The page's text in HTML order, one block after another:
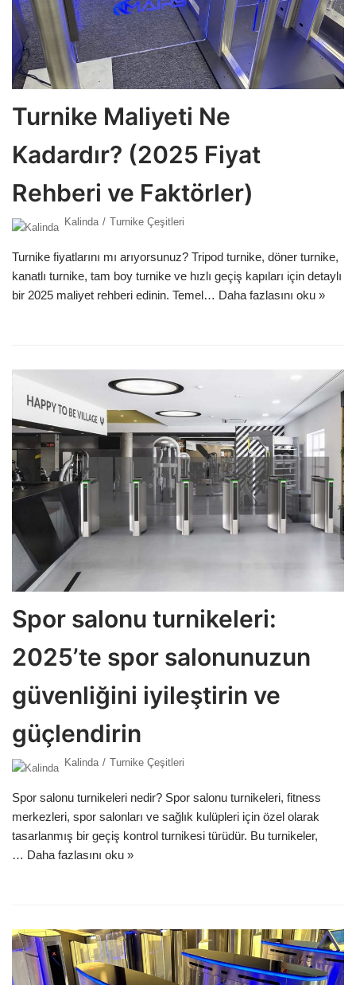
Turnike Maliyeti Ne
Kadardır? (2025 Fiyat
Rehberi ve Faktörler)
Kalinda Turnike Çeşitleri
Turnike fiyatlarını mı arıyorsunuz? Tripod turnike, döner turnike,
kanatlı turnike, tam boy turnike ve hızlı geçiş kapıları için detaylı
bir 2025 maliyet rehberi edinin. Temel… Daha fazlasını oku »
Spor salonu turnikeleri:
2025’te spor salonunuzun
güvenliğini iyileştirin ve
güçlendirin
Kalinda Turnike Çeşitleri
Spor salonu turnikeleri nedir? Spor salonu turnikeleri, fitness
merkezleri, spor salonları ve sağlık kulüpleri için özel olarak
tasarlanmış bir geçiş kontrol turnikesi türüdür. Bu turnikeler,
… Daha fazlasını oku »